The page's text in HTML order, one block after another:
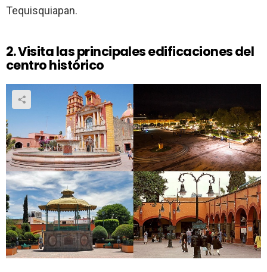
Tequisquiapan.
2. Visita las principales edificaciones del
centro histórico